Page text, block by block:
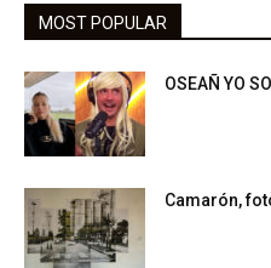
MOST POPULAR
OSEAÑ YO
Camarón,